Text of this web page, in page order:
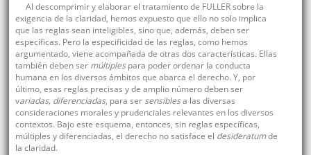
Al descomprimir y elaborar el tratamiento de FULLER sobre la
exigencia de la claridad, hemos expuesto que ello no solo implica
que las reglas sean inteligibles, sino que, además, deben ser
específicas. Pero la especificidad de las reglas, como hemos
argumentado, viene acompañada de otras dos características. Ellas
también deben ser múltiplespara poder ordenar la conducta
humana en los diversos ámbitos que abarca el derecho. Y, por
último, esas reglas precisas y de amplio número deben ser
variadas, diferenciadas, para ser sensiblesa las diversas
consideraciones morales y prudenciales relevantes en los diversos
contextos. Bajo este esquema, entonces, sin reglas específicas,
múltiples y diferenciadas, el derecho no satisface el desideratumde
la claridad.